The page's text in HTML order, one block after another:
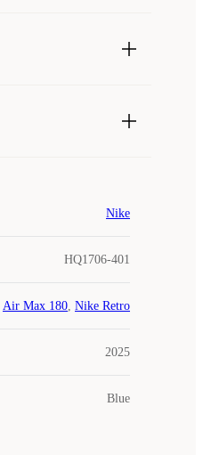
Nike
HQ1706-401
Air Max 180, Nike Retro
2025
Blue